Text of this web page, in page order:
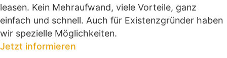
leasen. Kein Mehraufwand, viele Vorteile, ganz
einfach und schnell. Auch für Existenzgründer haben
wir spezielle Möglichkeiten.
Jetzt informieren